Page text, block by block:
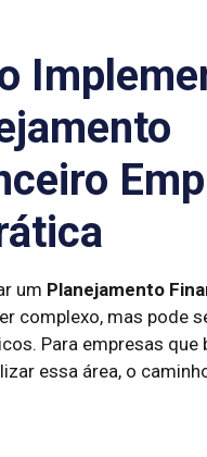
um Planejamento
complexo, mas pode
Para empresas que
essa área, o